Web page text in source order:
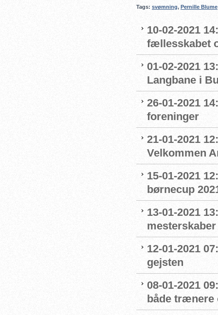
Tags: svømning, Pernille Blume
10-02-2021
fællesskabet
01-02-2021
Langbane i
26-01-2021
foreninger
21-01-2021
Velkommen
15-01-2021
børnecup
13-01-2021
mesterskaber
12-01-2021
gejsten
08-01-2021
både